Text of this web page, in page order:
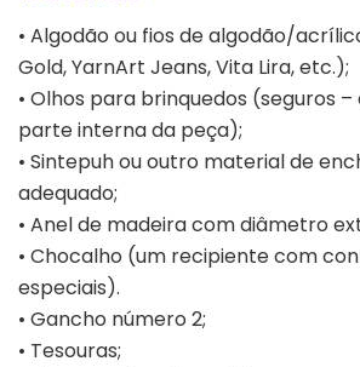
• Algodão ou fios de algodão/
Gold, YarnArt Jeans, Vita Lira, etc.);
• Olhos para brinquedos (seguros
parte interna da peça);
• Sintepuh ou outro material de
adequado;
• Anel de madeira com diâmetro
• Chocalho (um recipiente com
especiais).
• Gancho número 2;
• Tesouras;